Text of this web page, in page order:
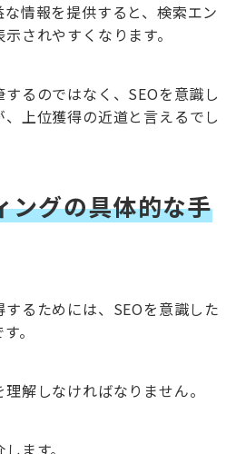
情報を提供すると、検索エン
されやすくなります。
るのではなく、SEOを意識し
上位獲得の近道と言えるでし
ングの具体的な手
るためには、SEOを意識した
。
解しなければなりません。
ます。